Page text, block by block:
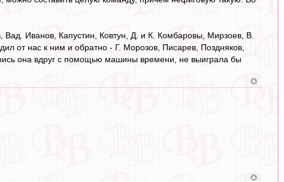
Иванов, Капустин, Ковтун, Д. и К. Комбаровы, Мирзоев, В.
от нас к ним и обратно - Г. Морозов, Писарев, Поздняков,
она вдруг с помощью машины времени, не выиграла бы